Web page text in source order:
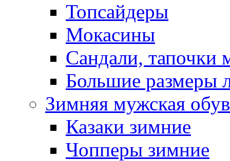
Топсайдеры
Мокасины
Сандали, тапочки
Большие размеры
Зимняя мужская
Казаки зимние
Чопперы зимние